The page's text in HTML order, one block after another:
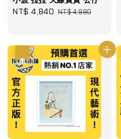
Sale
NT$ 4,840 Regular
NT$ 4,990